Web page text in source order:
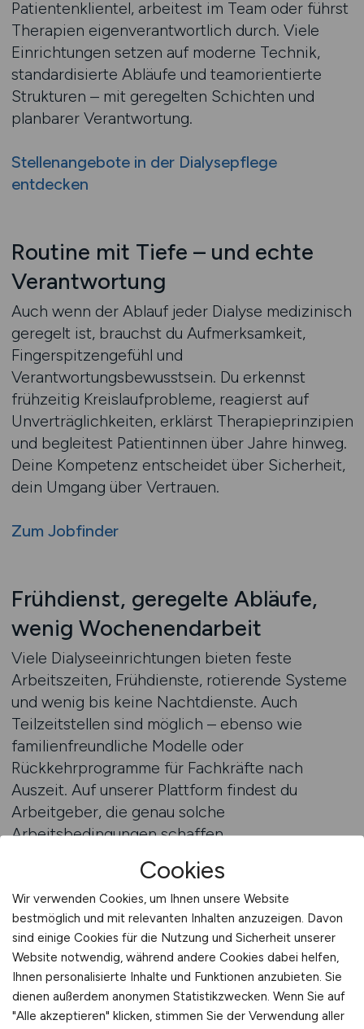
Patientenklientel, arbeitest im Team oder führst
Therapien eigenverantwortlich durch. Viele
Einrichtungen setzen auf moderne Technik,
standardisierte Abläufe und teamorientierte
Strukturen – mit geregelten Schichten und
planbarer Verantwortung.
Stellenangebote in der Dialysepflege
entdecken
Routine mit Tiefe – und echte
Verantwortung
Auch wenn der Ablauf jeder Dialyse medizinisch
geregelt ist, brauchst du Aufmerksamkeit,
Fingerspitzengefühl und
Verantwortungsbewusstsein. Du erkennst
frühzeitig Kreislaufprobleme, reagierst auf
Unverträglichkeiten, erklärst Therapieprinzipien
und begleitest Patientinnen über Jahre hinweg.
Deine Kompetenz entscheidet über Sicherheit,
dein Umgang über Vertrauen.
Zum Jobfinder
Frühdienst, geregelte Abläufe,
wenig Wochenendarbeit
Viele Dialyseeinrichtungen bieten feste
Arbeitszeiten, Frühdienste, rotierende Systeme
und wenig bis keine Nachtdienste. Auch
Teilzeitstellen sind möglich – ebenso wie
familienfreundliche Modelle oder
Rückkehrprogramme für Fachkräfte nach
Auszeit. Auf unserer Plattform findest du
Arbeitgeber, die genau solche
Arbeitsbedingungen schaffen.
Jetzt Dialysepflege-Stellenangebote finden
Weiterbildung und
Spezialisierung auf
Nierenheilkunde
Cookies
Wir verwenden Cookies, um Ihnen unsere Website
bestmöglich und mit relevanten Inhalten anzuzeigen. Davon
sind einige Cookies für die Nutzung und Sicherheit unserer
Website notwendig, während andere Cookies dabei helfen,
Ihnen personalisierte Inhalte und Funktionen anzubieten. Sie
dienen außerdem anonymen Statistikzwecken. Wenn Sie auf
"Alle akzeptieren" klicken, stimmen Sie der Verwendung aller